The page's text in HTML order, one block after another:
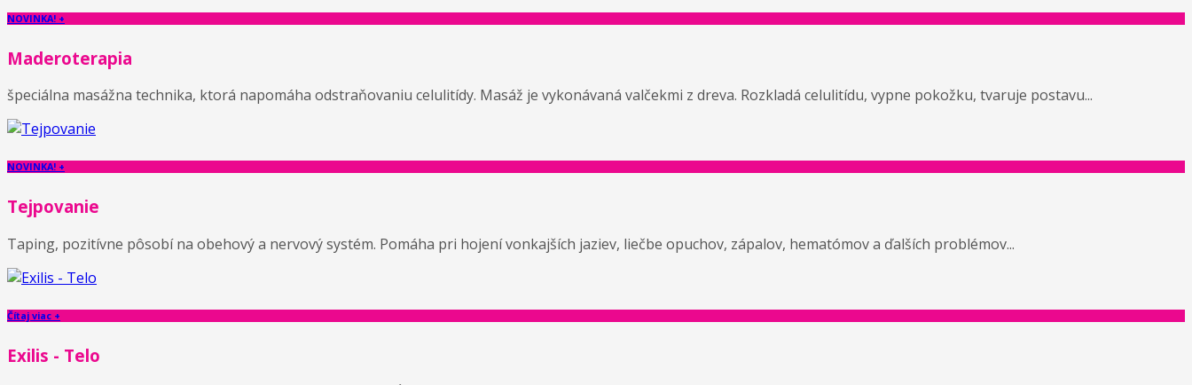
NOVINKA! +
Maderoterapia
špeciálna masážna technika, ktorá napomáha odstraňovaniu celulitídy. Masáž je vykonávaná valčekmi z dreva. Rozkladá celulitídu, vypne pokožku, tvaruje postavu...
NOVINKA! +
Tejpovanie
Taping, pozitívne pôsobí na obehový a nervový systém. Pomáha pri hojení vonkajších jaziev, liečbe opuchov, zápalov, hematómov a ďalších problémov...
Čítaj viac +
Exilis - Telo